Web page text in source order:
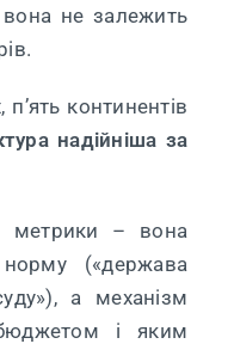
вона не залежить
п’ять континентів
надійніша за
метрики – вона
(«держава
а механізм
і яким